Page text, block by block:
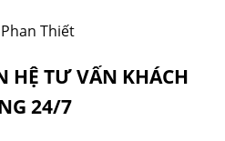
Thiết
HỆ TƯ VẤN KHÁCH
24/7